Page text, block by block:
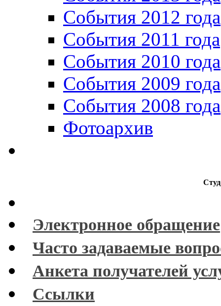
События 2012 года
События 2011 года
События 2010 года
События 2009 года
События 2008 года
Фотоархив
Электронное обращение
Часто задаваемые
Анкета получателей
Ссылки